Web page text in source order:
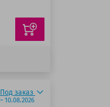
Под заказ
~ 10.08.2026